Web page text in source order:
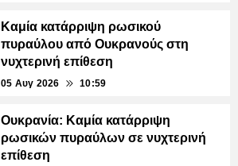
Καμία κατάρριψη ρωσικού
πυραύλου από Ουκρανούς στη
νυχτερινή επίθεση
05 Αυγ 2026 10:59
Ουκρανία: Καμία κατάρριψη
ρωσικών πυραύλων σε νυχτερινή
επίθεση